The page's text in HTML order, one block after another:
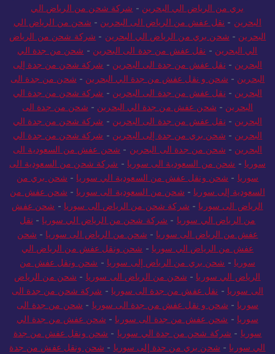
بري من الرياض الي البحرين - شركة شحن من الرياض الي
البحرين - نقل عفش من الرياض الى البحرين - شحن من الرياض الي
البحرين - شحن بري من الرياض الي البحرين - شركة شحن من الرياض
الي البحرين - نقل عفش من جدة الى البحرين - شحن من جدة الي
البحرين - نقل عفش من جدة الى البحرين - شركة شحن من جدة إلى
البحرين - شحن و نقل عفش من جدة الي البحرين - شحن من جدة الى
البحرين - نقل عفش من جدة الى البحرين - شركة شحن من جدة الي
البحرين - شحن عفش من جدة الي البحرين - شحن من جدة الى
البحرين - نقل عفش من جدة الى البحرين - شركة شحن من جدة الي
البحرين - شحن بري من جدة إلى البحرين - شركة شحن من جدة الي
البحرين - شحن من جدة الى البحرين - شحن عفش من السعودية الى
سوريا - شحن من السعودية الى سوريا - شركة شحن من السعودية الى
سوريا - شحن ونقل عفش من السعودية الي سوريا - شحن بري من
السعودية إلى سوريا - شحن من السعودية الى سوريا - شحن عفش من
الرياض الى سوريا - شركة شحن من الرياض الى سوريا - شحن عفش
من الرياض الي سوريا - شركة شحن من الرياض الي سوريا - نقل
عفش من الرياض الى سوريا - شحن من الرياض الى سوريا - شحن
عفش من الرياض الي سوريا - شحن ونقل عفش من الرياض الي
سوريا - شحن بري من الرياض إلى سوريا - شحن ونقل عفش من
الرياض الي سوريا - شحن من الرياض الى سوريا - شحن من الرياض
الى سوريا - نقل عفش من جدة الى سوريا - شركة شحن من جدة الى
سوريا - شحن و نقل عفش من جدة الى سوريا - شحن من جدة الى
سوريا - شحن عفش من جدة الى سوريا - شحن عفش من جدة الي
سوريا - شركة شحن من جدة الي سوريا - شحن ونقل عفش من جدة
الي سوريا - شحن بري من جدة إلى سوريا - شحن ونقل عفش من جدة